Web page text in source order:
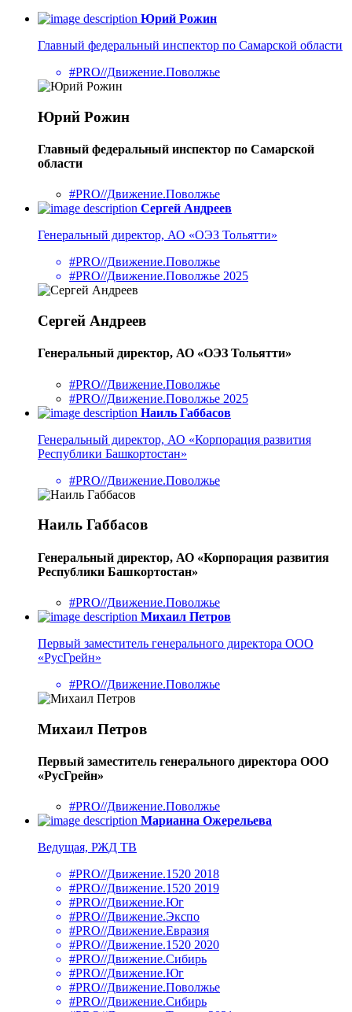
Юрий Рожин
Главный федеральный инспектор по Самарской области
#PRO//Движение.Поволжье
Юрий Рожин
Главный федеральный инспектор по Самарской
области
#PRO//Движение.Поволжье
Сергей Андреев
Генеральный директор, АО «ОЭЗ Тольятти»
#PRO//Движение.Поволжье
#PRO//Движение.Поволжье 2025
Сергей Андреев
Генеральный директор, АО «ОЭЗ Тольятти»
#PRO//Движение.Поволжье
#PRO//Движение.Поволжье 2025
Наиль Габбасов
Генеральный директор, АО «Корпорация развития
Республики Башкортостан»
#PRO//Движение.Поволжье
Наиль Габбасов
Генеральный директор, АО «Корпорация развития
Республики Башкортостан»
#PRO//Движение.Поволжье
Михаил Петров
Первый заместитель генерального директора ООО
«РусГрейн»
#PRO//Движение.Поволжье
Михаил Петров
Первый заместитель генерального директора ООО
«РусГрейн»
#PRO//Движение.Поволжье
Марианна Ожерельева
Ведущая, РЖД ТВ
#PRO//Движение.1520 2018
#PRO//Движение.1520 2019
#PRO//Движение.Юг
#PRO//Движение.Экспо
#PRO//Движение.Евразия
#PRO//Движение.1520 2020
#PRO//Движение.Сибирь
#PRO//Движение.Юг
#PRO//Движение.Поволжье
#PRO//Движение.Сибирь